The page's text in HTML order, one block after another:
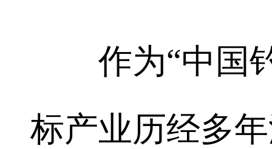
作为“中国钓
标产业历经多